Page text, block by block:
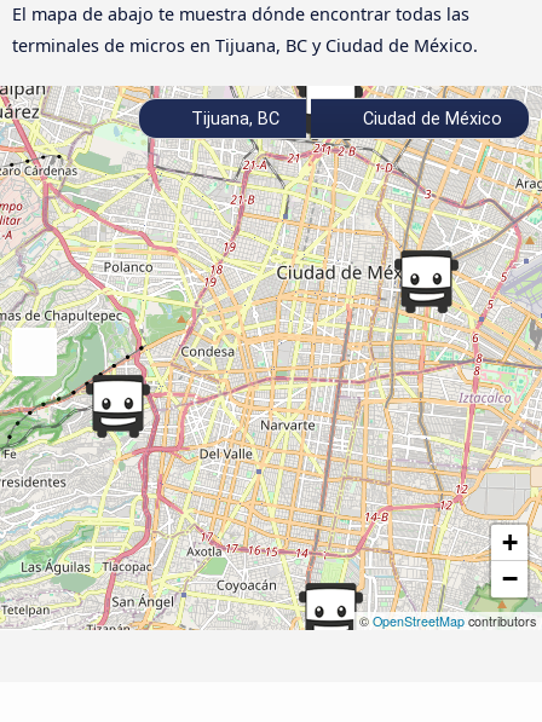
El mapa de abajo te muestra dónde encontrar todas las
terminales de micros en Tijuana, BC y Ciudad de México.
+
−
© OpenStreetMap contributors
Tijuana, BC Ciudad de México